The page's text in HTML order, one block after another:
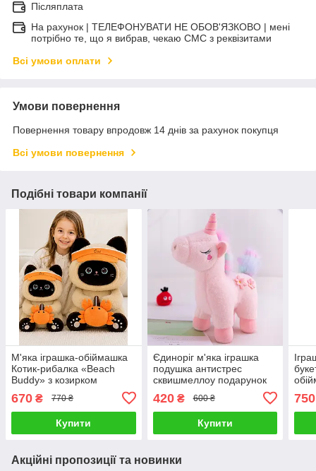
Післяплата
На рахунок | ТЕЛЕФОНУВАТИ НЕ ОБОВ'ЯЗКОВО | мені
потрібно те, що я вибрав, чекаю СМС з реквізитами
Всі умови оплати
Умови повернення
Повернення товару впродовж 14 днів за рахунок покупця
Всі умови повернення
Подібні товари компанії
М'яка іграшка-обіймашка
Котик-рибалка «Beach
Buddy» з козирком
сквішмеллоу антистрес
подарунок дітям та
дорослим
670 ₴ 770 ₴
Купити
Єдиноріг м'яка іграшка
подушка антистрес
сквишмеллоу подарунок
420₴ 600 ₴
Купити
750
Акційні пропозиції та новинки